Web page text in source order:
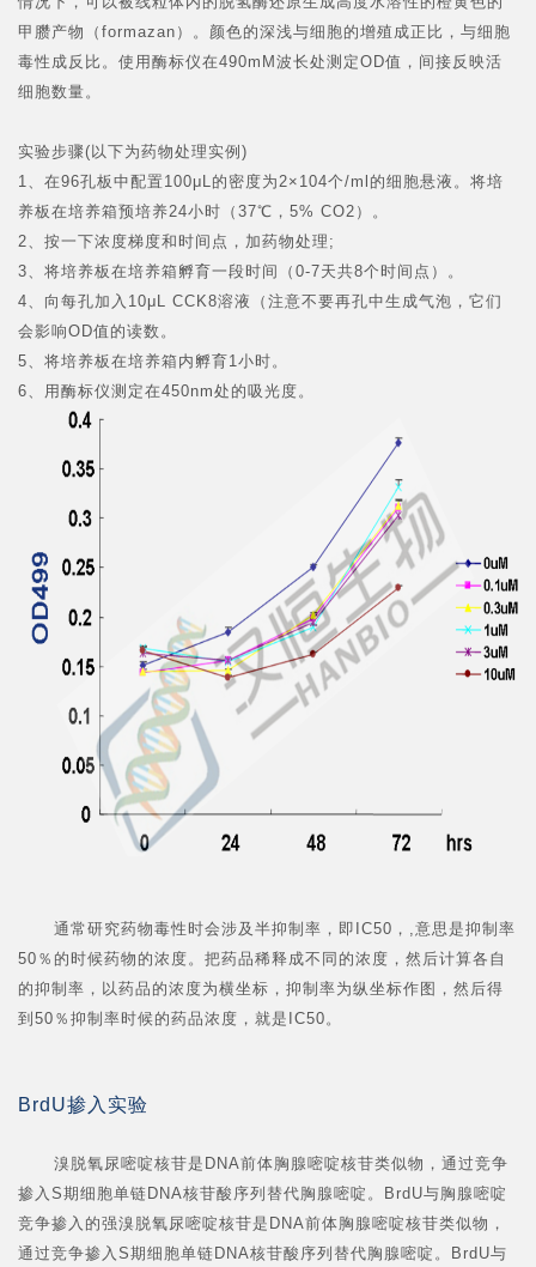
甲臜产物（formazan）。颜色的深浅与细胞的增殖成正比，与细胞
毒性成反比。使用酶标仪在490mM波长处测定OD值，间接反映活
细胞数量。
实验步骤(以下为药物处理实例)
1、在96孔板中配置100μL的密度为2×104个/ml的细胞悬液。将培
养板在培养箱预培养24小时（37℃，5% CO2 ）。
2、按一下浓度梯度和时间点，加药物处理;
3、将培养板在培养箱孵育一段时间（0-7天共8个时间点）。
4、向每孔加入10μL CCK8溶液（注意不要再孔中生成气泡，它们
会影响OD值的读数。
5、将培养板在培养箱内孵育1小时。
6、用酶标仪测定在450nm处的吸光度。
通常研究药物毒性时会涉及半抑制率，即IC50，,意思是抑制率
50％的时候药物的浓度。把药品稀释成不同的浓度，然后计算各自
的抑制率，以药品的浓度为横坐标，抑制率为纵坐标作图，然后得
到50％抑制率时候的药品浓度，就是IC50。
BrdU掺入实验
溴脱氧尿嘧啶核苷是DNA前体胸腺嘧啶核苷类似物，通过竞争
掺入S期细胞单链DNA核苷酸序列替代胸腺嘧啶。BrdU与胸腺嘧啶
竞争掺入的强溴脱氧尿嘧啶核苷是DNA前体胸腺嘧啶核苷类似物，
通过竞争掺入S期细胞单链DNA核苷酸序列替代胸腺嘧啶。BrdU与